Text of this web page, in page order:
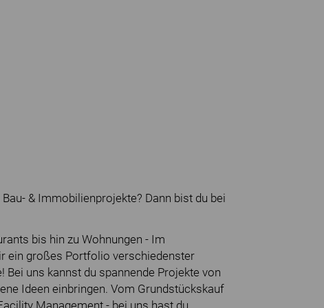
& Immobilienprojekte? Dann bist du bei
bis hin zu Wohnungen - Im
ein großes Portfolio verschiedenster
uns kannst du spannende Projekte von
Ideen einbringen. Vom Grundstückskauf